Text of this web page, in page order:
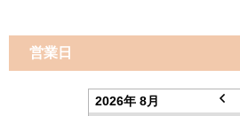
営業日
2026年 8月